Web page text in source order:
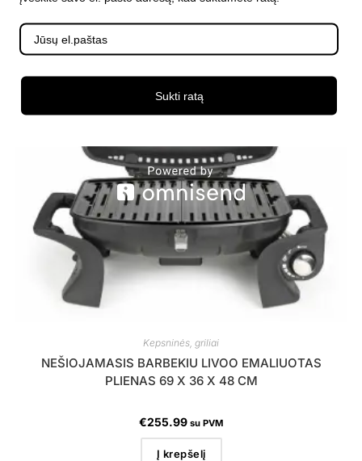
Kepsninės, griliai
NEŠIOJAMASIS BARBEKIU LIVOO EMALIUOTAS
PLIENAS 69 X 36 X 48 CM
€255.99 su PVM
Į krepšelį
Sukti ratą